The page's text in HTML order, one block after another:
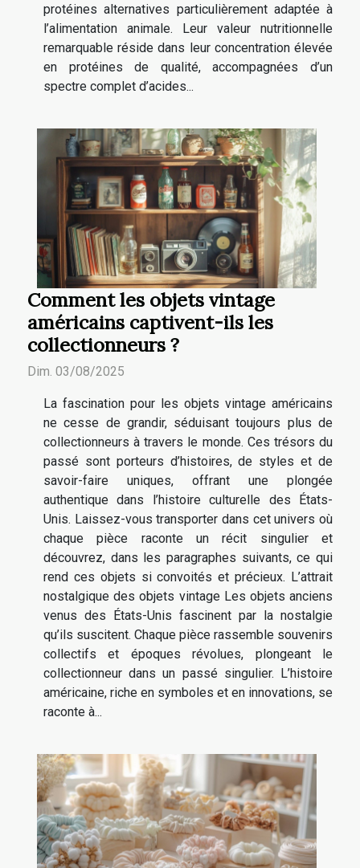
protéines alternatives particulièrement adaptée à
l’alimentation animale. Leur valeur nutritionnelle
remarquable réside dans leur concentration élevée
en protéines de qualité, accompagnées d’un
spectre complet d’acides...
Comment les objets vintage
américains captivent-ils les
collectionneurs ?
Dim. 03/08/2025
La fascination pour les objets vintage américains
ne cesse de grandir, séduisant toujours plus de
collectionneurs à travers le monde. Ces trésors du
passé sont porteurs d’histoires, de styles et de
savoir-faire uniques, offrant une plongée
authentique dans l’histoire culturelle des États-
Unis. Laissez-vous transporter dans cet univers où
chaque pièce raconte un récit singulier et
découvrez, dans les paragraphes suivants, ce qui
rend ces objets si convoités et précieux. L’attrait
nostalgique des objets vintage Les objets anciens
venus des États-Unis fascinent par la nostalgie
qu’ils suscitent. Chaque pièce rassemble souvenirs
collectifs et époques révolues, plongeant le
collectionneur dans un passé singulier. L’histoire
américaine, riche en symboles et en innovations, se
raconte à...